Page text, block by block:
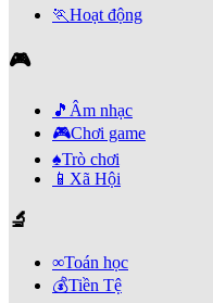
🏃Hoạt động
🎮
🎵 Âm nhạc
🎮Chơi game
♠️Trò chơi
📱 Xã Hội
🔬
∞Toán học
💰Tiền Tệ